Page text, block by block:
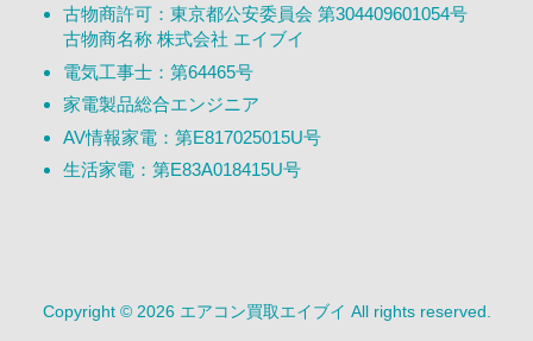
古物商許可：東京都公安委員会 第304409601054号
古物商名称 株式会社 エイブイ
電気工事士：第64465号
家電製品総合エンジニア
AV情報家電：第E817025015U号
生活家電：第E83A018415U号
Copyright © 2026 エアコン買取エイブイ All rights reserved.